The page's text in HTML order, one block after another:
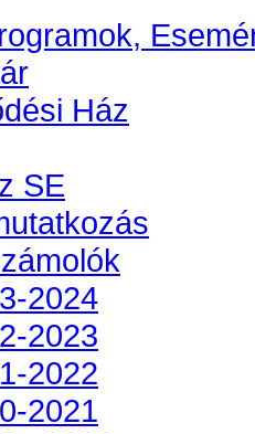
Ház
SE
2024
2023
2022
2021